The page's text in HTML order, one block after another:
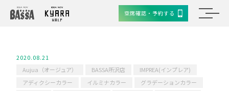
空席確認・予約する
2020.08.21
Aujua（オージュア）
BASSA所沢店
IMPREA(インプレア)
アディクシーカラー
イルミナカラー
グラデーションカラー